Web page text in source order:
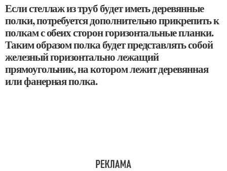
Если стеллаж из труб будет иметь деревянные
полки, потребуется дополнительно прикрепить к
полкам с обеих сторон горизонтальные планки.
Таким образом полка будет представлять собой
железный горизонтально лежащий
прямоугольник, на котором лежит деревянная
или фанерная полка.